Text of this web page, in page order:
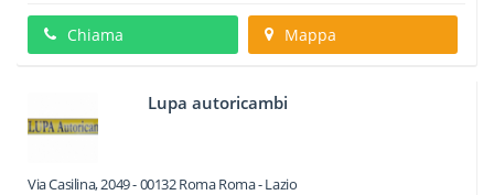
Chiama Mappa
Lupa autoricambi
Via Casilina, 2049-00132RomaRoma -Lazio